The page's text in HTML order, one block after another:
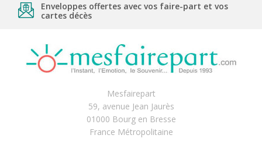
Enveloppes offertes avec vos faire-part et vos
cartes décès
Mesfairepart
59, avenue Jean Jaurès
01000 Bourg en Bresse
France Métropolitaine